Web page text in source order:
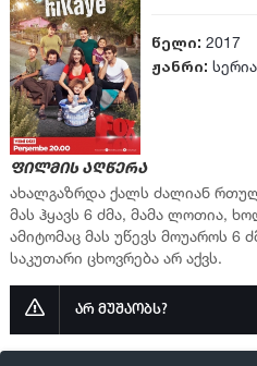
სერია 12
სერია 13
სერია 16
სერია
სერია 18
სერია
წელი: 2017
ჟანრი:
ფილმის აღწერა
ახალგაზრდა ქალს ძალიან
მას ჰყავს 6 ძმა, მამა ლოთია,
ამიტომაც მას უწევს მოუაროს 6
საკუთარი ცხოვრება არ აქვს.
არ მუშაობს?